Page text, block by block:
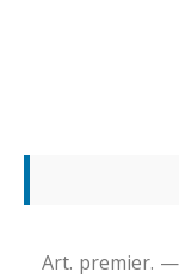
Art. premier. —